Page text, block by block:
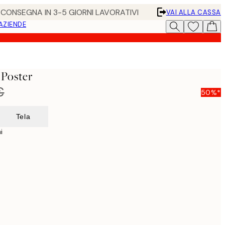
IN 3-5 GIORNI LAVORATIVI
VAI ALLA CASSA
50%*
Tela